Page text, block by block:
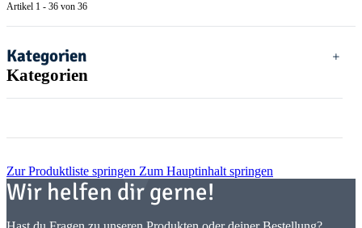
Artikel 1 - 36 von 36
Kategorien
Kategorien
Zur Produktliste springen Zum Hauptinhalt springen
Wir helfen dir gerne!